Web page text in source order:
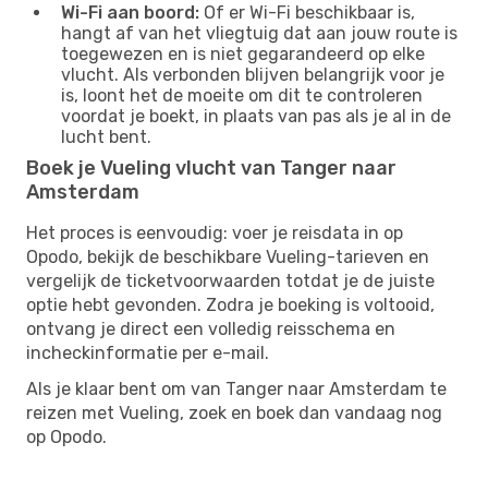
Wi-Fi aan boord: Of er Wi-Fi beschikbaar is,
hangt af van het vliegtuig dat aan jouw route is
toegewezen en is niet gegarandeerd op elke
vlucht. Als verbonden blijven belangrijk voor je
is, loont het de moeite om dit te controleren
voordat je boekt, in plaats van pas als je al in de
lucht bent.
Boek je Vueling vlucht van Tanger naar
Amsterdam
Het proces is eenvoudig: voer je reisdata in op
Opodo, bekijk de beschikbare Vueling-tarieven en
vergelijk de ticketvoorwaarden totdat je de juiste
optie hebt gevonden. Zodra je boeking is voltooid,
ontvang je direct een volledig reisschema en
incheckinformatie per e-mail.
Als je klaar bent om van Tanger naar Amsterdam te
reizen met Vueling, zoek en boek dan vandaag nog
op Opodo.